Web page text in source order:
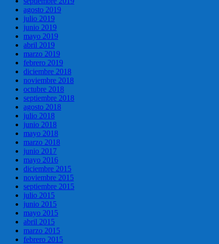
agosto 2019
julio 2019
junio 2019
mayo 2019
abril 2019
marzo 2019
febrero 2019
diciembre 2018
noviembre 2018
octubre 2018
septiembre 2018
agosto 2018
julio 2018
junio 2018
mayo 2018
marzo 2018
junio 2017
mayo 2016
diciembre 2015
noviembre 2015
septiembre 2015
julio 2015
junio 2015
mayo 2015
abril 2015
marzo 2015
febrero 2015